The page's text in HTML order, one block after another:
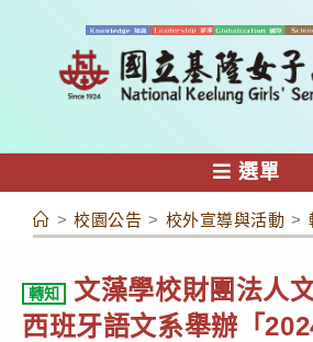
容
選單
> 校園公告 > 校外宣導與活動 >
轉知
文藻學校財團法人
西班牙語文系舉辦「